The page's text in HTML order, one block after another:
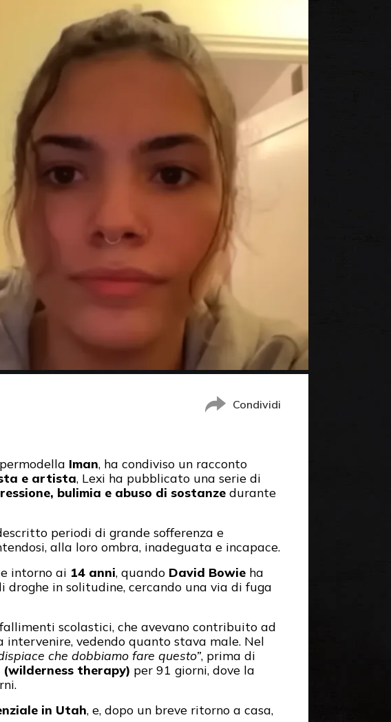
Condividi
Iman, ha condiviso un racconto
e artista, Lexi ha pubblicato una serie di
bulimia e abuso di sostanze durante
periodi di grande sofferenza e
alla loro ombra, inadeguata e incapace.
intorno ai 14 anni, quando David Bowie ha
droghe in solitudine, cercando una via di fuga
scolastici, che avevano contribuito ad
vedendo quanto stava male. Nel
che dobbiamo fare questo”, prima di
therapy) per 91 giorni, dove la
in Utah, e, dopo un breve ritorno a casa,